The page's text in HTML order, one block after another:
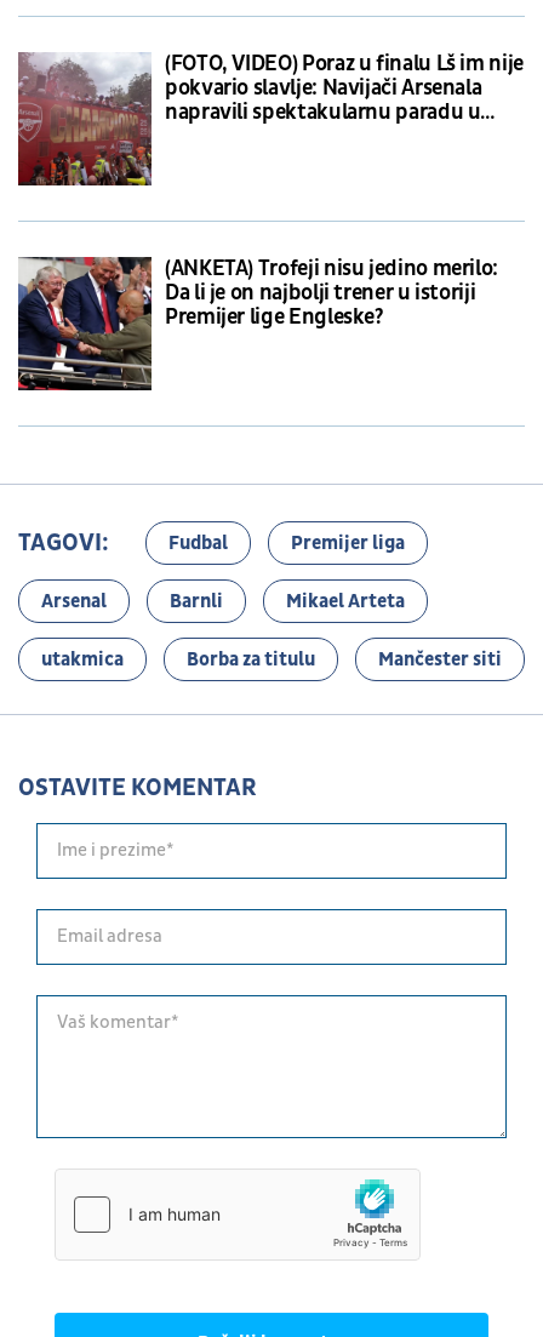
(FOTO, VIDEO) Poraz u finalu Lš im nije
pokvario slavlje: Navijači Arsenala
napravili spektakularnu paradu u
(ANKETA) Trofeji nisu jedino merilo:
Da li je on najbolji trener u istoriji
Premijer lige Engleske?
TAGOVI: Fudbal Premijer liga
Arsenal Barnli Mikael Arteta
utakmica Borba za titulu Mančester siti
OSTAVITE KOMENTAR